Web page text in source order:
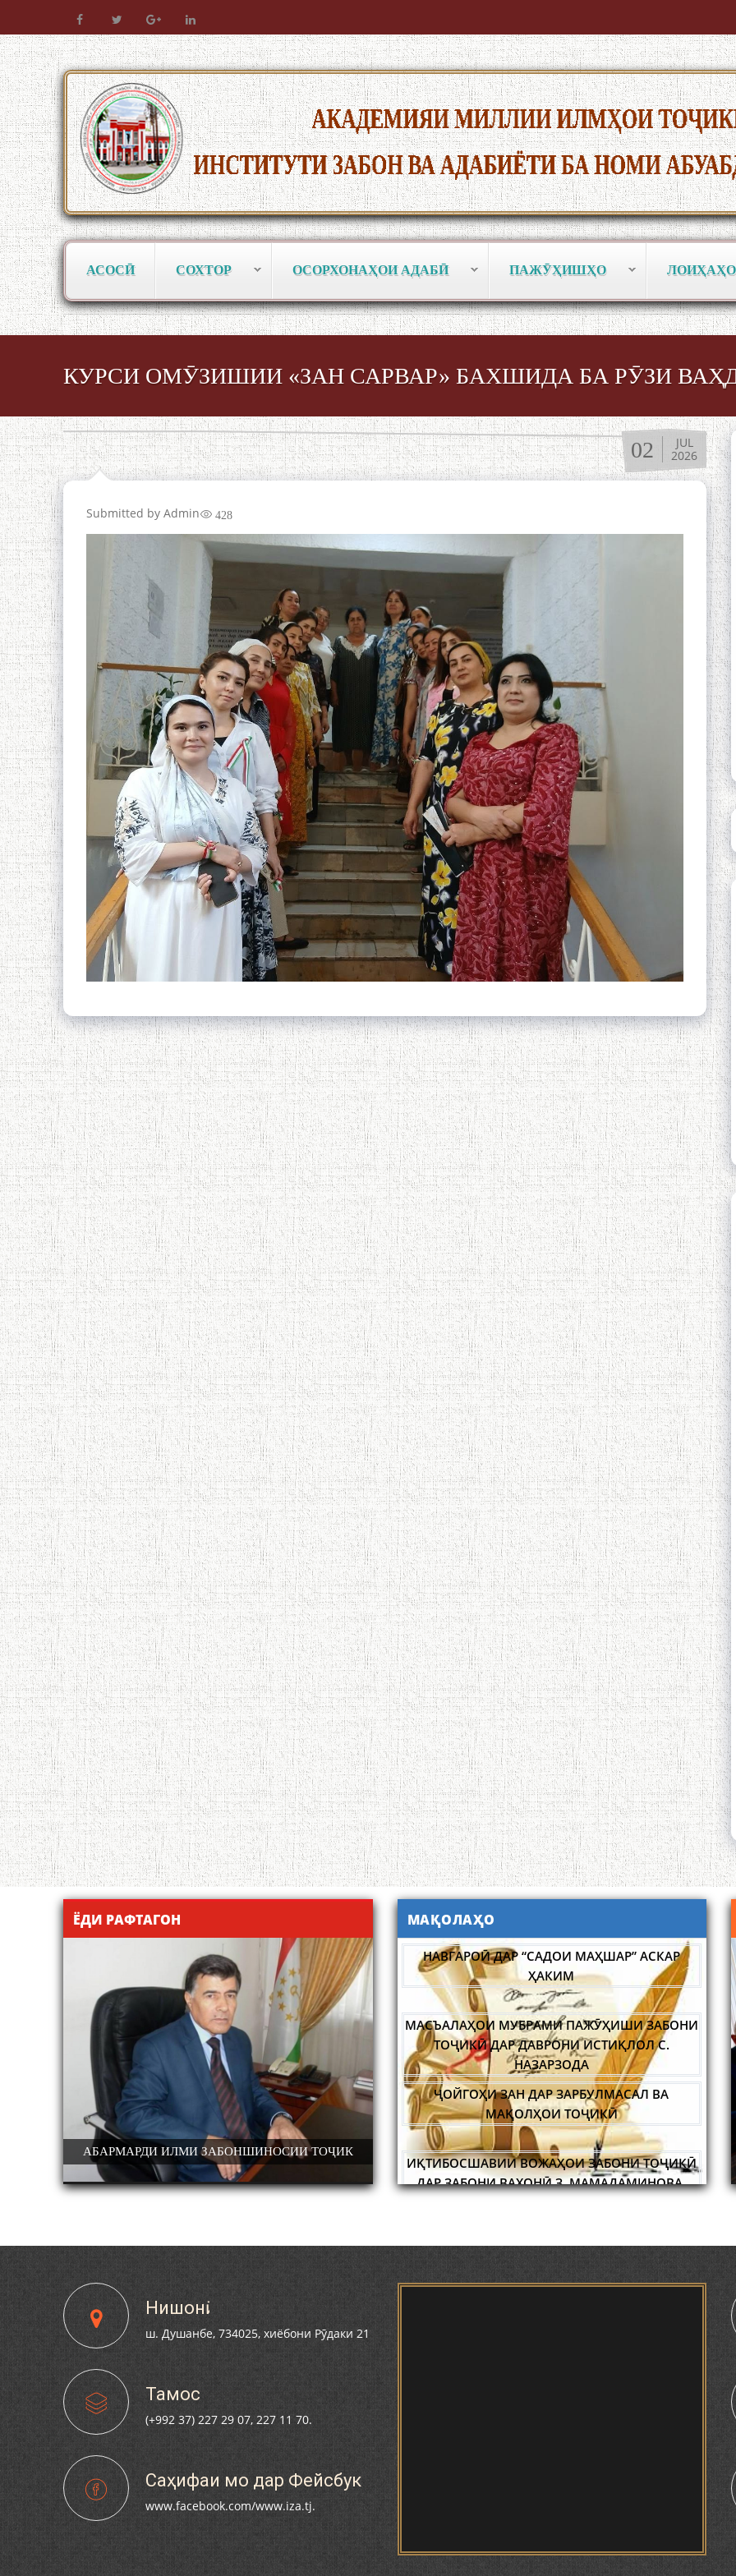
АСОСӢ СОХТОР ОСОРХОНАҲОИ АДАБӢ ПАЖӮҲИШҲО ЛОИҲАҲО
КУРСИ ОМӮЗИШИИ «ЗАН САРВАР» БАХШИДА БА РӮЗИ
02
JUL
2026
Submitted by Admin 428
ЁДИ РАФТАГОН
ТОҶИК
ДОНИШМАНДИ ҲУНАРМАНД ВА ҲУНАРМАНДИ
ДОНИШМАНД
САРНАВИШТИ ЯК ХАЛҚ САДРИДДИН
МАҚОЛАҲО
НАВГАРОӢ ДАР “САДОИ МАҲШАР” АСКАР
МАСЪАЛАҲОИ МУБРАМИ ПАЖӮҲИШИ ЗАБОНИ
ТОҶИКӢ ДАР ДАВРОНИ ИСТИҚЛОЛ С.
НАЗАРЗОДА
ҶОЙГОҲИ ЗАН ДАР ЗАРБУЛМАСАЛ ВА
МАҚОЛҲОИ ТОҶИКӢ
ИҚТИБОСШАВИИ ВОЖАҲОИ ЗАБОНИ ТОҶИКӢ
ДАР ЗАБОНИ ВАХОНӢ З. МАМАДАМИНОВА.
ТАҲҚИҚ ВА РАМЗКУШОИИ БАРХЕ АЗ ВОЖАҲОИ
САЙФИДДИН ҶАБОРОВИЧ.
ШИНОХТ ДАР ЗАМИНАИ ЭЪТИҚОД ВА
ЭЪТИРОФ
ФИЛОЛОГИЧЕСКОГО РОМАНА В ТАДЖИКСКОЙ
МУРУВВАТИЁН ДЖ. ДЖ.
КОНФЕРЕНСИЯИ ИЛМИЮ АМАЛӢ БАХШИДА БА
100-СОЛАГИИ ШОИРИ ХАЛҚИИ ТОҶИКИСТОН
АМИНҶОН ШУКУҲӢ
НИШАСТИ НАВБАТИИ МАҲФИЛИ ИЛМӢ -
НАЗАРИИ "СУХАНСАНҶӢ" БАРГУЗОР ГАРДИД.
КОНФЕРЕНСИЯ
ПЕРОМУНИ
Нишонӣ
ш. Душанбе, 734025, хиёбони Рӯдаки 21
Тамос
(+992 37) 227 29 07, 227 11 70.
Саҳифаи мо дар Фейсбук
www.facebook.com/www.iza.tj.